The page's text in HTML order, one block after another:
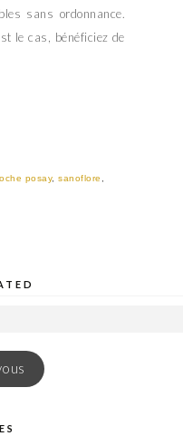
sans ordonnance.
le cas, bénéficiez de
posay, sanoflore